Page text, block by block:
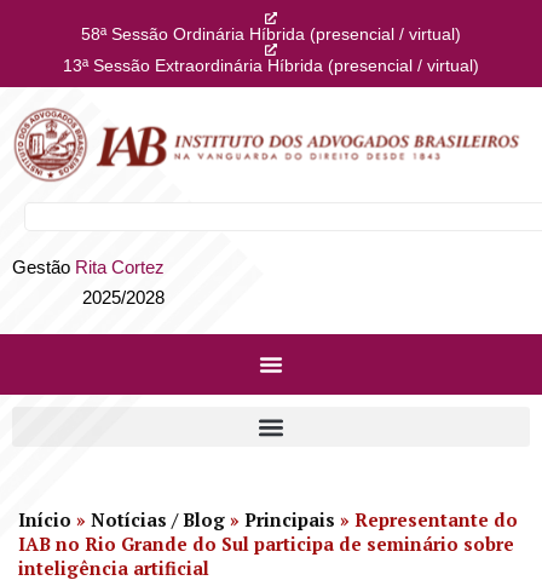
58ª Sessão Ordinária Híbrida (presencial / virtual)
13ª Sessão Extraordinária Híbrida (presencial / virtual)
Gestão Rita Cortez
2025/2028
Início » Notícias / Blog » Principais » Representante do
IAB no Rio Grande do Sul participa de seminário sobre
inteligência artificial